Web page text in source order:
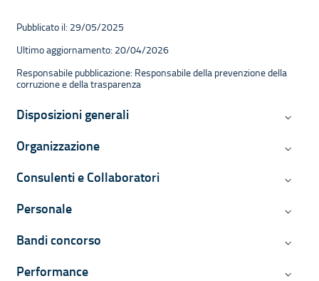
Pubblicato il: 29/05/2025
Ultimo aggiornamento: 20/04/2026
Responsabile pubblicazione: Responsabile della prevenzione della
corruzione e della trasparenza
Navigazione contestuale di
Disposizioni generali
Organizzazione
Consulenti e Collaboratori
Personale
Bandi concorso Bandi
Performance